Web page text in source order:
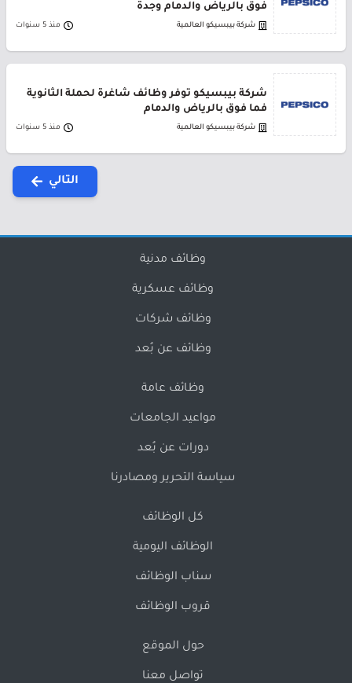
فوق بالرياض والدمام وجدة
شركة بيبسيكو العالمية منذ 5 سنوات
شركة بيبسيكو توفر وظائف شاغرة لحملة الثانوية
فما فوق بالرياض والدمام
شركة بيبسيكو العالمية منذ 5 سنوات
التالي
وظائف مدنية
وظائف عسكرية
وظائف شركات
وظائف عن بُعد
وظائف عامة
مواعيد الجامعات
دورات عن بُعد
سياسة التحرير ومصادرنا
كل الوظائف
الوظائف اليومية
سناب الوظائف
قروب الوظائف
حول الموقع
تواصل معنا